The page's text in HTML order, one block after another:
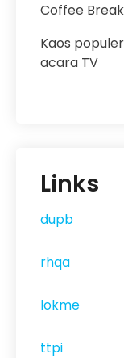
Coffee
Kaos
acara TV
Links
dupb
rhqa
lokme
ttpi